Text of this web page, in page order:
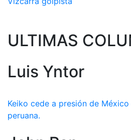
ULTIMAS
Luis Yntor
Keiko cede a presión de
peruana.